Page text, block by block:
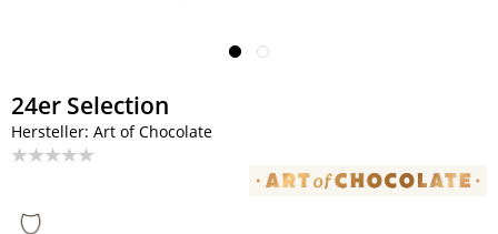
24er Selection
Hersteller: Art of Chocolate